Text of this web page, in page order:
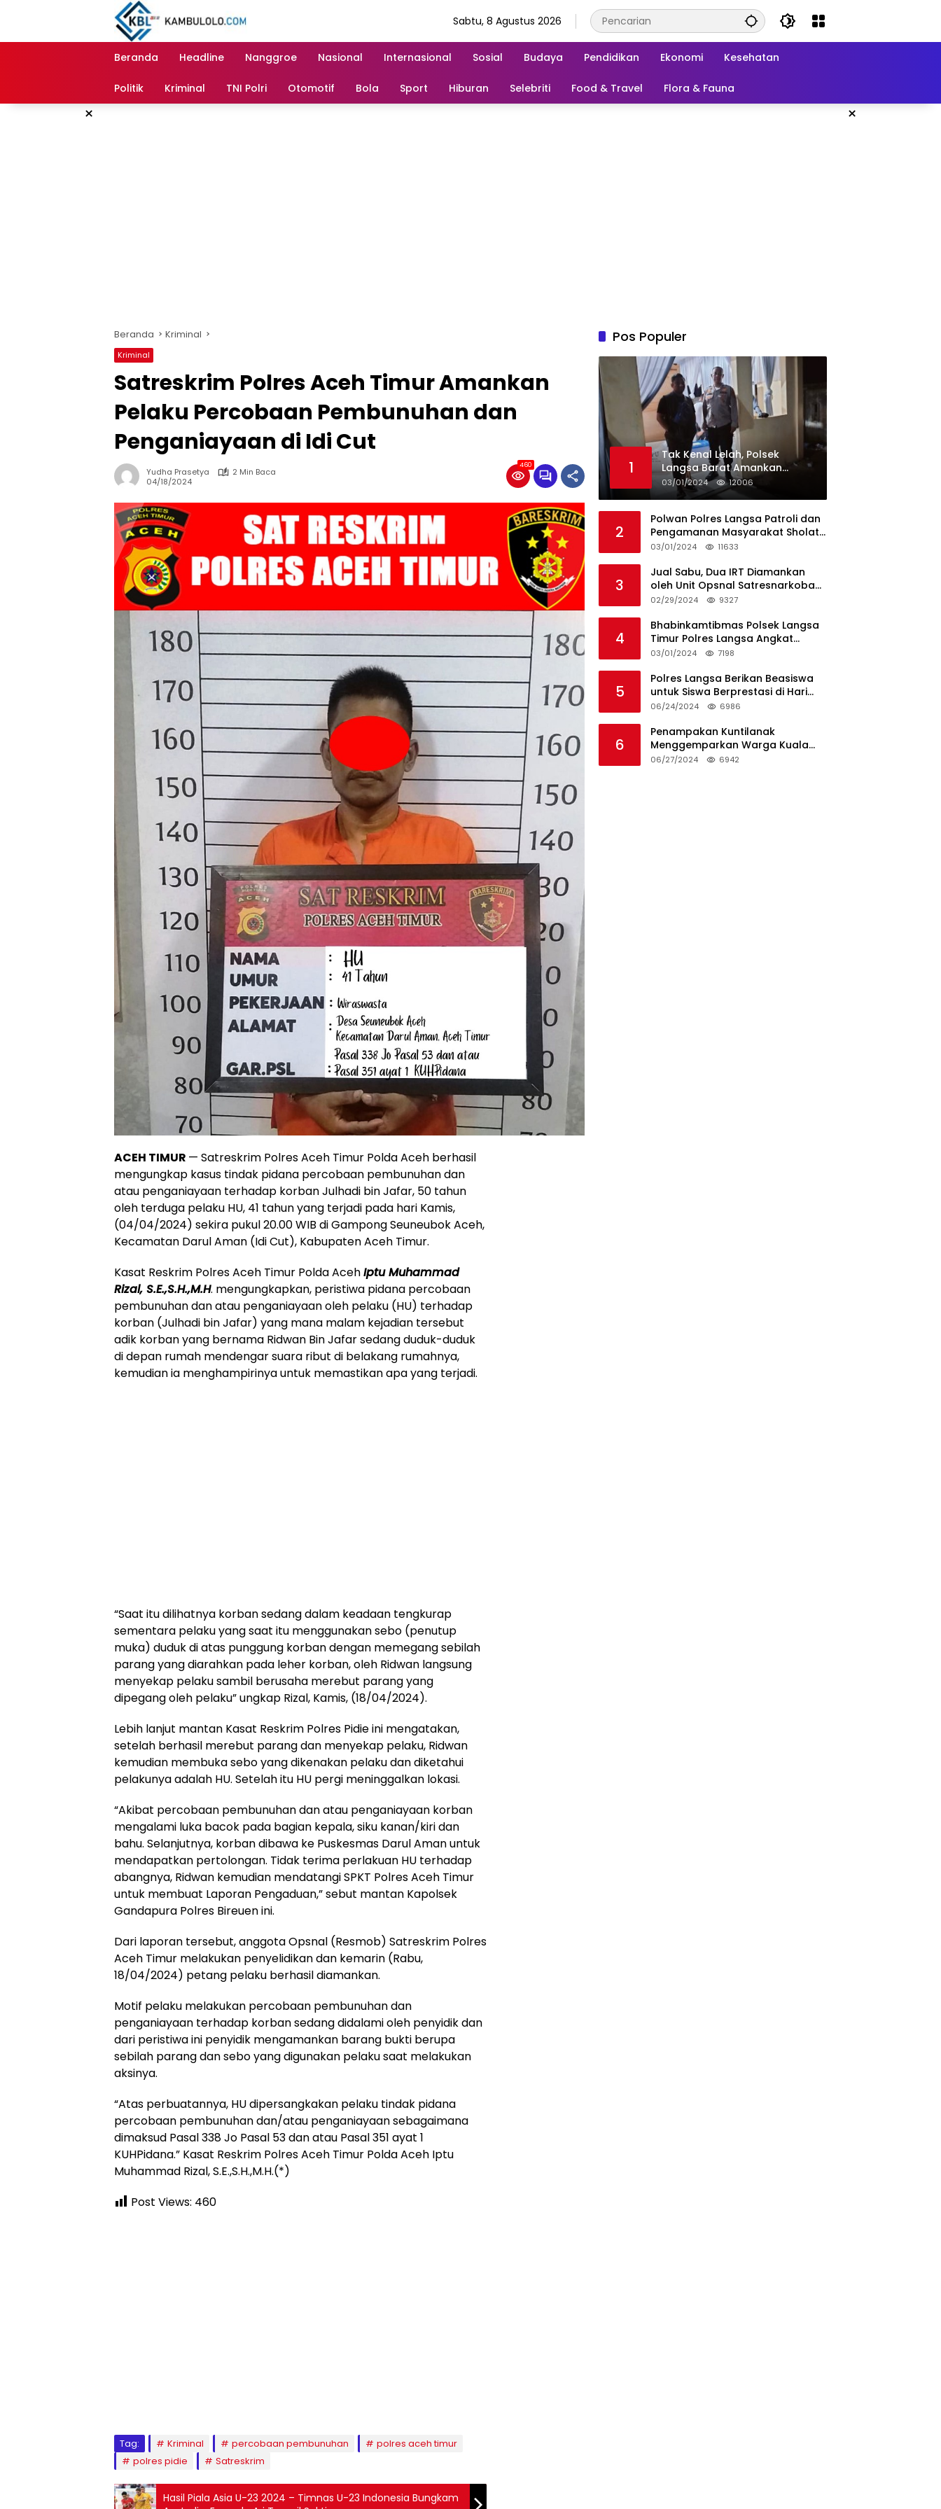
Sabtu, 8 Agustus 2026
Beranda Headline Nanggroe Nasional Internasional Sosial Budaya Pendidikan Ekonomi Kesehatan
Politik Kriminal TNI Polri Otomotif Bola Sport Hiburan Selebriti Food & Travel Flora & Fauna
× ×
Beranda Kriminal
Kriminal
Satreskrim Polres Aceh Timur Amankan
Pelaku Percobaan Pembunuhan dan
Penganiayaan di Idi Cut
Yudha Prasetya
2 Min Baca
04/18/2024
460
ACEH TIMUR — Satreskrim Polres Aceh Timur Polda Aceh berhasil
mengungkap kasus tindak pidana percobaan pembunuhan dan
atau penganiayaan terhadap korban Julhadi bin Jafar, 50 tahun
oleh terduga pelaku HU, 41 tahun yang terjadi pada hari Kamis,
(04/04/2024) sekira pukul 20.00 WIB di Gampong Seuneubok Aceh,
Kecamatan Darul Aman (Idi Cut), Kabupaten Aceh Timur.
Kasat Reskrim Polres Aceh Timur Polda AcehIptu Muhammad
Rizal, S.E.,S.H.,M.H. mengungkapkan, peristiwa pidana percobaan
pembunuhan dan atau penganiayaan oleh pelaku (HU) terhadap
korban (Julhadi bin Jafar) yang mana malam kejadian tersebut
adik korban yang bernama Ridwan Bin Jafar sedang duduk-duduk
di depan rumah mendengar suara ribut di belakang rumahnya,
kemudian ia menghampirinya untuk memastikan apa yang terjadi.
“Saat itu dilihatnya korban sedang dalam keadaan tengkurap
sementara pelaku yang saat itu menggunakan sebo (penutup
muka) duduk di atas punggung korban dengan memegang sebilah
parang yang diarahkan pada leher korban, oleh Ridwan langsung
menyekap pelaku sambil berusaha merebut parang yang
dipegang oleh pelaku” ungkap Rizal, Kamis, (18/04/2024).
Lebih lanjut mantan Kasat Reskrim Polres Pidie ini mengatakan,
setelah berhasil merebut parang dan menyekap pelaku, Ridwan
kemudian membuka sebo yang dikenakan pelaku dan diketahui
pelakunya adalah HU. Setelah itu HU pergi meninggalkan lokasi.
“Akibat percobaan pembunuhan dan atau penganiayaan korban
mengalami luka bacok pada bagian kepala, siku kanan/kiri dan
bahu. Selanjutnya, korban dibawa ke Puskesmas Darul Aman untuk
mendapatkan pertolongan. Tidak terima perlakuan HU terhadap
abangnya, Ridwan kemudian mendatangi SPKT Polres Aceh Timur
untuk membuat Laporan Pengaduan,” sebut mantan Kapolsek
Gandapura Polres Bireuen ini.
Dari laporan tersebut, anggota Opsnal (Resmob) Satreskrim Polres
Aceh Timur melakukan penyelidikan dan kemarin (Rabu,
18/04/2024) petang pelaku berhasil diamankan.
Motif pelaku melakukan percobaan pembunuhan dan
penganiayaan terhadap korban sedang didalami oleh penyidik dan
dari peristiwa ini penyidik mengamankan barang bukti berupa
sebilah parang dan sebo yang digunakan pelaku saat melakukan
aksinya.
“Atas perbuatannya, HU dipersangkakan pelaku tindak pidana
percobaan pembunuhan dan/atau penganiayaan sebagaimana
dimaksud Pasal 338 Jo Pasal 53 dan atau Pasal 351 ayat 1
KUHPidana.” Kasat Reskrim Polres Aceh Timur Polda Aceh Iptu
Muhammad Rizal, S.E.,S.H.,M.H.(*)
Post Views: 460
Tag: Kriminal percobaan pembunuhan
polres aceh timur
polres pidie
Satreskrim
Hasil Piala Asia U-23 2024 – Timnas U-23 Indonesia Bungkam
Pos Populer
1
Tak Kenal Lelah, Polsek
Langsa Barat Amankan
Rekapitulasi Selama12 Hari di
Kecamatan Baro
03/01/2024 12006
2
Polwan Polres Langsa Patroli dan
Pengamanan Masyarakat Sholat
Jumat
03/01/2024 11633
3
Jual Sabu, Dua IRT Diamankan
oleh Unit Opsnal Satresnarkoba
Polres Langsa
02/29/2024 9327
4
Bhabinkamtibmas Polsek Langsa
Timur Polres Langsa Angkat
Kerenda Bantu Prosesi
03/01/2024 7198
5
Polres Langsa Berikan Beasiswa
untuk Siswa Berprestasi di Hari
Bhayangkara ke-78
06/24/2024 6986
6
Penampakan Kuntilanak
Menggemparkan Warga Kuala
Langsa dan Btn Sungai Pauh
06/27/2024 6942